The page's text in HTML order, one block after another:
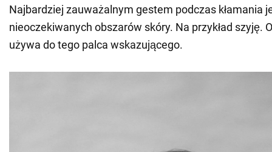
Najbardziej zauważalnym gestem podczas kłamania
nieoczekiwanych obszarów skóry. Na przykład szyję.
używa do tego palca wskazującego.